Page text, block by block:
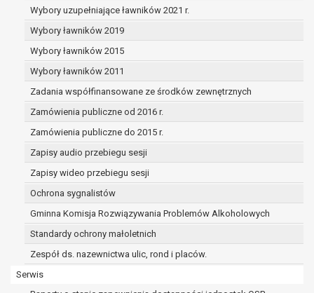
Wybory uzupełniające ławników 2021 r.
Wybory ławników 2019
Wybory ławników 2015
Wybory ławników 2011
Zadania współfinansowane ze środków zewnętrznych
Zamówienia publiczne od 2016 r.
Zamówienia publiczne do 2015 r.
Zapisy audio przebiegu sesji
Zapisy wideo przebiegu sesji
Ochrona sygnalistów
Gminna Komisja Rozwiązywania Problemów Alkoholowych
Standardy ochrony małoletnich
Zespół ds. nazewnictwa ulic, rond i placów.
Serwis
danych osobowych, chyba że wykaże on istnienie
uzasadnionych podstaw do przetwarzania,
interesów, praw i wolności osoby, której dane
ustalenia, dochodzenia lub obrony roszczeń.
W przypadku gdy przetwarzanie danych osobowych
podstawie zgody osoby na przetwarzanie danych
a RODO), przysługuje Pani/Panu prawo do cofnięcia tej
momencie. Cofnięcie to nie ma wpływu na zgodność
którego dokonano na podstawie zgody przed jej
Przysługuje Pani/Panu prawo wniesienia skargi do
niezgodne z prawem przetwarzanie Pani/Pana danych
administratora.
Organem właściwym do wniesienia skargi jest Prezes
Danych Osobowych.
W zależności od sfery, w której przetwarzane są dane
danych osobowych jest dobrowolne albo jest wymogiem